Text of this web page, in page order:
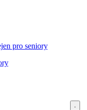
pro seniory